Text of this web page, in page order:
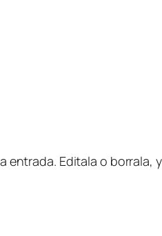
entrada. Editala o borrala,